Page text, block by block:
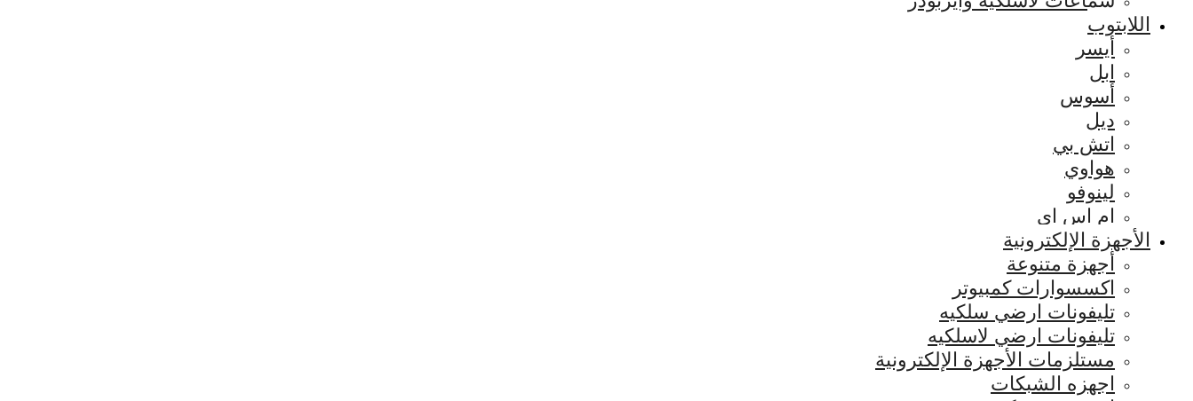
اللابتوب
أيسر
ابل
أسوس
ديل
اتش بي
هواوي
لينوفو
ام اس اي
الأجهزة الإلكترونية
أجهزة متنوعة
اكسسوارات كمبيوتر
تليفونات ارضي سلكيه
تليفونات ارضي لاسلكيه
مستلزمات الأجهزة الإلكترونية
اجهزه الشبكات